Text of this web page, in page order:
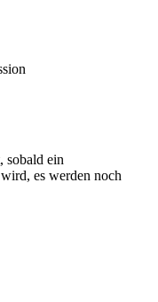
sobald ein
es werden noch